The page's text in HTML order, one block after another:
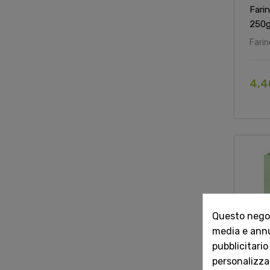
Questo
media e